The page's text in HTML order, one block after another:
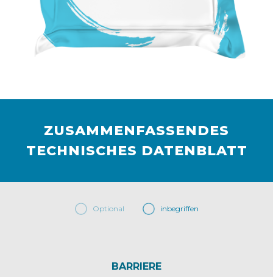
ZUSAMMENFASSENDES
TECHNISCHES DATENBLATT
Optional inbegriffen
BARRIERE